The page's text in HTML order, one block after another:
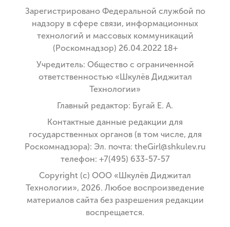
Зарегистрировано Федеральной службой по
надзору в сфере связи, информационных
технологий и массовых коммуникаций
(Роскомнадзор) 26.04.2022 18+
Учредитель: Общество с ограниченной
ответственностью «Шкулёв Диджитал
Технологии»
Главный редактор: Бугай Е. А.
Контактные данные редакции для
государственных органов (в том числе, для
Роскомнадзора): Эл. почта: theGirl@shkulev.ru
телефон: +7(495) 633-57-57
Copyright (с) ООО «Шкулёв Диджитал
Технологии», 2026. Любое воспроизведение
материалов сайта без разрешения редакции
воспрещается.